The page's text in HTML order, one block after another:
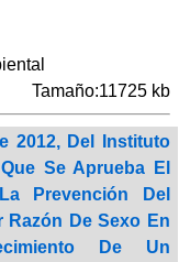
Tamaño:11725 kb
2012, Del Instituto
Se Aprueba El
Prevención Del
De Sexo En
De Un